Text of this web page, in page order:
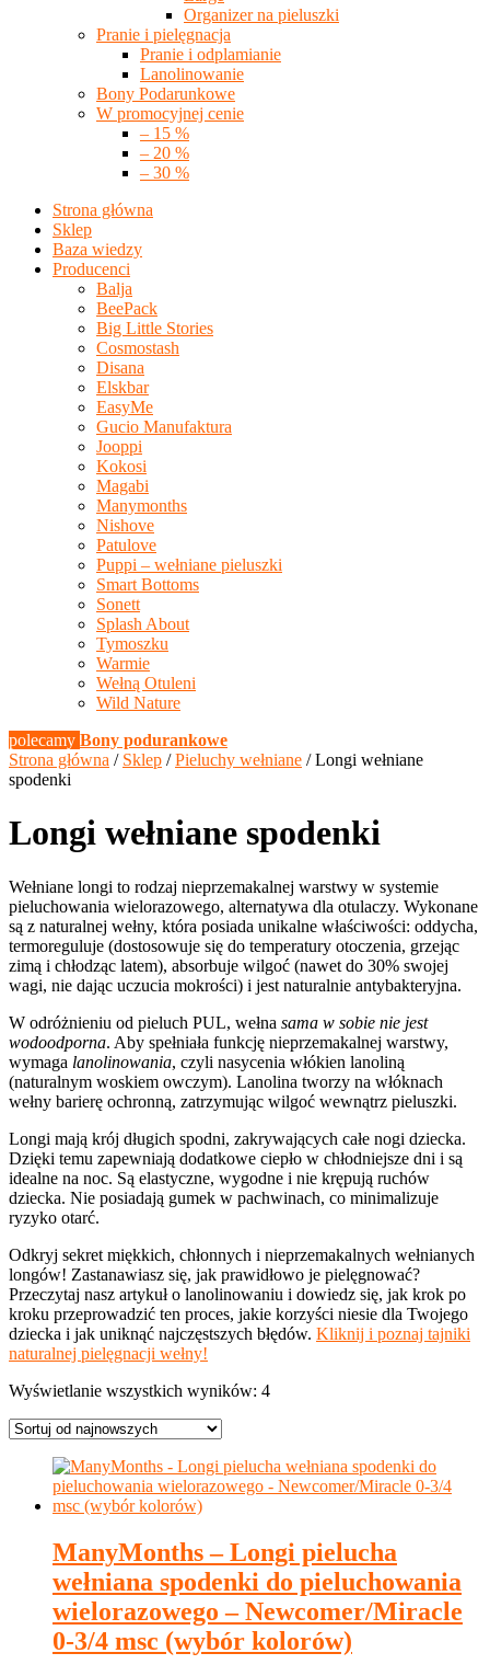
Organizer na pieluszki
Pranie i pielęgnacja
Pranie i odplamianie
Lanolinowanie
Bony Podarunkowe
W promocyjnej cenie
– 15 %
– 20 %
– 30 %
Strona główna
Sklep
Baza wiedzy
Producenci
Balja
BeePack
Big Little Stories
Cosmostash
Disana
Elskbar
EasyMe
Gucio Manufaktura
Jooppi
Kokosi
Magabi
Manymonths
Nishove
Patulove
Puppi – wełniane pieluszki
Smart Bottoms
Sonett
Splash About
Tymoszku
Warmie
Wełną Otuleni
Wild Nature
polecamy Bony podurankowe
Strona główna / Sklep /Pieluchy wełniane / Longi wełniane
spodenki
Longi wełniane spodenki
Wełniane longi to rodzaj nieprzemakalnej warstwy w systemie
pieluchowania wielorazowego, alternatywa dla otulaczy. Wykonane
są z naturalnej wełny, która posiada unikalne właściwości: oddycha,
termoreguluje (dostosowuje się do temperatury otoczenia, grzejąc
zimą i chłodząc latem), absorbuje wilgoć (nawet do 30% swojej
wagi, nie dając uczucia mokrości) i jest naturalnie antybakteryjna.
W odróżnieniu od pieluch PUL, wełna sama w sobie nie jest
wodoodporna. Aby spełniała funkcję nieprzemakalnej warstwy,
wymaga lanolinowania, czyli nasycenia włókien lanoliną
(naturalnym woskiem owczym). Lanolina tworzy na włóknach
wełny barierę ochronną, zatrzymując wilgoć wewnątrz pieluszki.
Longi mają krój długich spodni, zakrywających całe nogi dziecka.
Dzięki temu zapewniają dodatkowe ciepło w chłodniejsze dni i są
idealne na noc. Są elastyczne, wygodne i nie krępują ruchów
dziecka. Nie posiadają gumek w pachwinach, co minimalizuje
ryzyko otarć.
Odkryj sekret miękkich, chłonnych i nieprzemakalnych wełnianych
longów! Zastanawiasz się, jak prawidłowo je pielęgnować?
Przeczytaj nasz artykuł o lanolinowaniu i dowiedz się, jak krok po
kroku przeprowadzić ten proces, jakie korzyści niesie dla Twojego
dziecka i jak uniknąć najczęstszych błędów. Kliknij i poznaj tajniki
naturalnej pielęgnacji wełny!
Wyświetlanie wszystkich wyników: 4Posortowane
ManyMonths – Longi pielucha
wełniana spodenki do pieluchowania
wielorazowego – Newcomer/Miracle
0-3/4 msc (wybór kolorów)